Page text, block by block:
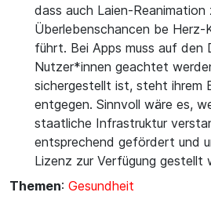
dass auch Laien-
Überlebenschancen be Herz-
führt. Bei Apps muss auf den
Nutzer*innen geachtet
sichergestellt ist, steht ihrem
entgegen. Sinnvoll wäre es,
staatliche Infrastruktur
entsprechend gefördert und
Lizenz zur Verfügung gestellt
Themen: Gesundheit